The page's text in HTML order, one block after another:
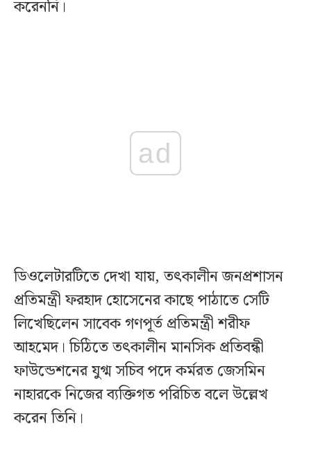
করেননি।
ad
ডিওলেটারটিতে দেখা যায়, তৎকালীন জনপ্রশাসন
প্রতিমন্ত্রী ফরহাদ হোসেনের কাছে পাঠাতে সেটি
লিখেছিলেন সাবেক গণপূর্ত প্রতিমন্ত্রী শরীফ
আহমেদ। চিঠিতে তৎকালীন মানসিক প্রতিবন্ধী
ফাউন্ডেশনের যুগ্ম সচিব পদে কর্মরত জেসমিন
নাহারকে নিজের ব্যক্তিগত পরিচিত বলে উল্লেখ
করেন তিনি।